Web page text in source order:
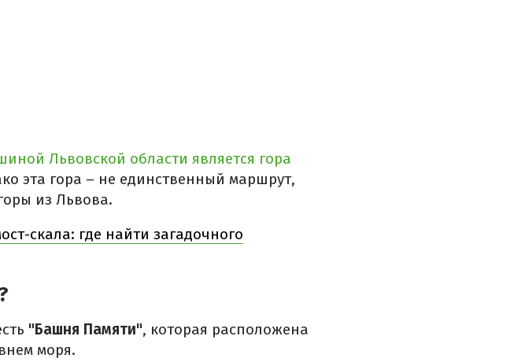
Львовской области является гора
эта гора – не единственный маршрут,
из Львова.
скала: где найти загадочного
"Башня Памяти", которая расположена
моря.